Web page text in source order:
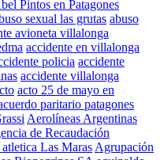
Pintos en Patagones
sexual las grutas abuso
avioneta villalonga
accidente en villalonga
policia accidente
accidente villalonga
acto 25 de mayo en
paritario patagones
Aerolíneas Argentinas
de Recaudación
Las Maras Agrupación